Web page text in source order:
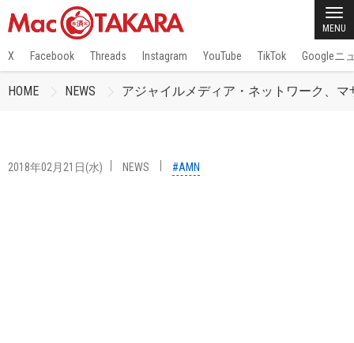
MENU
X Facebook Threads Instagram YouTube TikTok Googleニ
HOME NEWS アジャイルメディア・ネットワーク、
2018年02月21日(水) NEWS #AMN